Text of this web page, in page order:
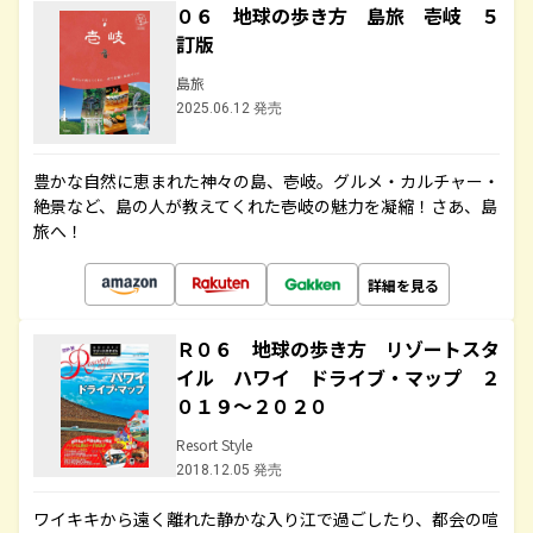
０６ 地球の歩き方 島旅 壱岐 ５
訂版
島旅
2025.06.12 発売
豊かな自然に恵まれた神々の島、壱岐。グルメ・カルチャー・
絶景など、島の人が教えてくれた壱岐の魅力を凝縮！さあ、島
旅へ！
詳細を見る
Ｒ０６ 地球の歩き方 リゾートスタ
イル ハワイ ドライブ・マップ ２
０１９～２０２０
Resort Style
2018.12.05 発売
ワイキキから遠く離れた静かな入り江で過ごしたり、都会の喧